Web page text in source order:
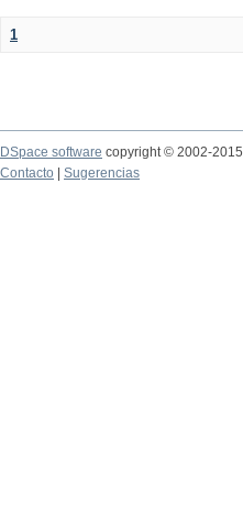
1
DSpace software copyright © 2002-2015
Contacto
Sugerencias